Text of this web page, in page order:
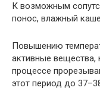
К возможным
понос, влажный
Повышению
активные вещества,
процессе
этот период до